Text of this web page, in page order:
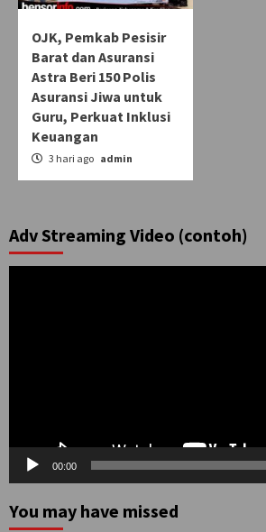
OJK, Pemkab Pesisir
Barat dan Asuransi
Astra Beri 150 Polis
Asuransi Jiwa untuk
Guru, Perkuat Inklusi
Keuangan
3 hari ago admin
Adv Streaming Video (contoh)
00:00
You may have missed